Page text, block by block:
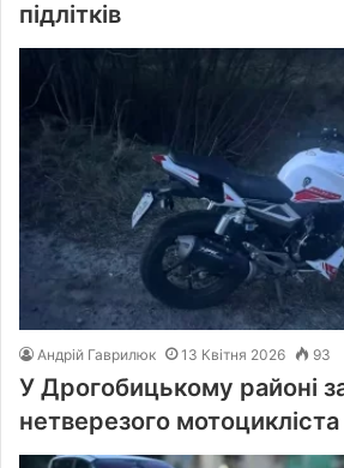
підлітків
Андрій Гаврилюк 13 Квітня 2026 93
У Дрогобицькому районі
нетверезого мотоцикліста